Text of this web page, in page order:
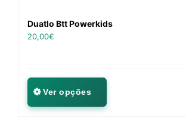
Duatlo Btt Powerkids
20,00€
Ver opções